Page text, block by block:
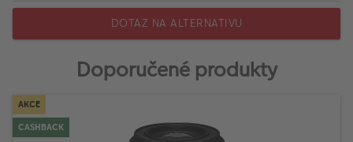
DOTAZ NA ALTERNATIVU
Doporučené produkty
AKCE
CASHBACK